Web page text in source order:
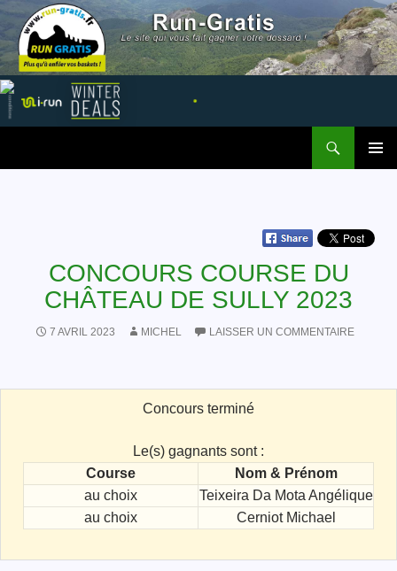
CONCOURS COURSE DU
CHÂTEAU DE SULLY 2023
7 AVRIL 2023 MICHEL LAISSER UN COMMENTAIRE
Concours terminé
Le(s) gagnants sont :
Course
Nom & Prénom
au choix
Teixeira Da Mota Angélique
au choix
Cerniot Michael